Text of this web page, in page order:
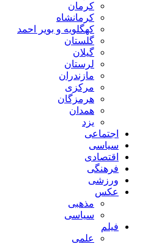
کرمان
کرمانشاه
کهگلویه و بویر احمد
گلستان
گیلان
لرستان
مازندران
مرکزی
هرمزگان
همدان
یزد
اجتماعی
سیاسی
اقتصادی
فرهنگی
ورزشی
عکس
مذهبی
سیاسی
فیلم
علمی